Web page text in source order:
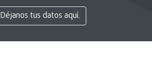
Déjanos tus datos aquí.